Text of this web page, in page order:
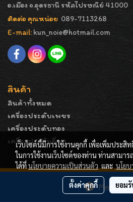
Message
อ.เมือง จ.อุดรธานี รหัสไปรษณีย์ 41000
ติดต่อ คุณหน่อย 089-7113268
E-mail: kun_noie@hotmail.com
สินค้า
สินค้าทั้งหมด
เครื่องประดับเพชร
เครื่องประดับทอง
เครื่องประดับอื่นๆ
COPYRIGHT - ENGNAMHENG
ทำการคัดลอกหรือนำไปเผยแ
เว็บไซต์นี้มีการใช้งานคุกกี้ เพื่อเพิ่มประ
ในการใช้งานเว็บไซต์ของท่าน ท่านสามาร
ได้ที่นโยบายความเป็นส่วนตัว และ นโย
ตั้งค่าคุกกี้ ยอม